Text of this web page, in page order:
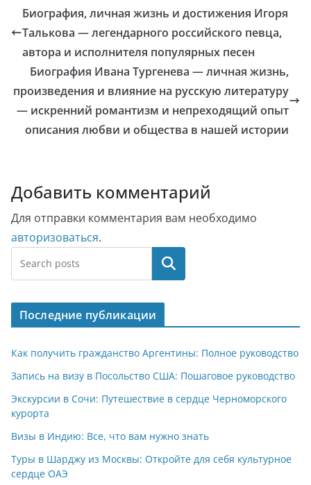
Биография, личная жизнь и достижения Игоря
Талькова — легендарного российского певца,
автора и исполнителя популярных песен
Биография Ивана Тургенева — личная жизнь,
произведения и влияние на русскую литературу
— искренний романтизм и непреходящий опыт
описания любви и общества в нашей истории
Добавить комментарий
Для отправки комментария вам необходимо
авторизоваться.
Поиск
Последние публикации
Как получить гражданство Аргентины: Полное руководство
Запись на визу в Посольство США: Пошаговое руководство
Экскурсии в Сочи: Путешествие в сердце Черноморского
курорта
Визы в Индию: Все, что вам нужно знать
Туры в Шарджу из Москвы: Откройте для себя культурное
сердце ОАЭ